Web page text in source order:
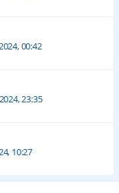
00:42
23:35
10:27